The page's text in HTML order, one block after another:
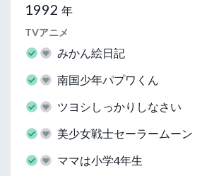
1992 年
TVアニメ
みかん絵日記
南国少年パプワくん
ツヨシしっかりしなさい
美少女戦士セーラームーン
ママは小学4年生